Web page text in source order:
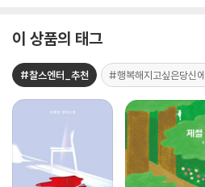
이 상품의 태그
#찰스엔터_추천 #행복해지고싶은당신